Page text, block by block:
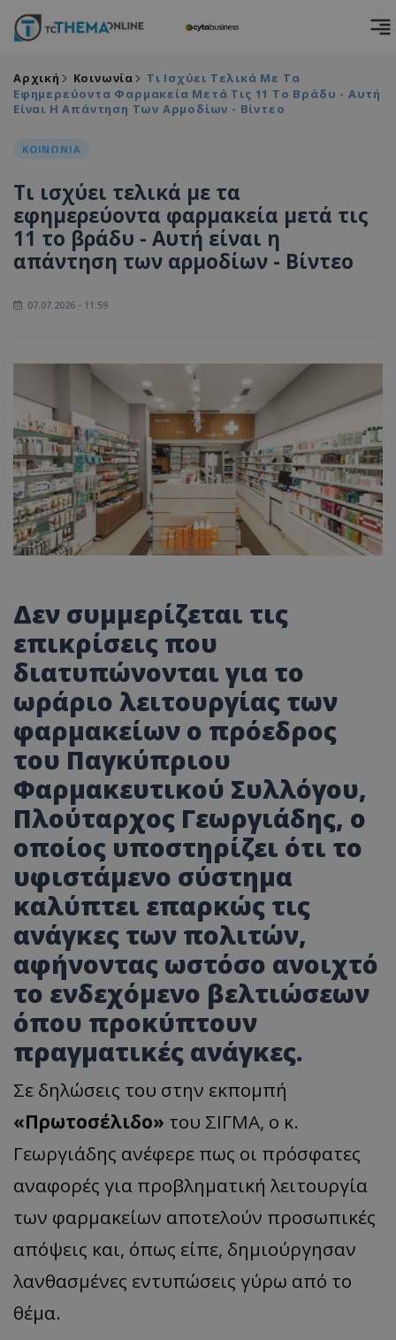
Αρχική Κοινωνία
Τι Ισχύει Τελικά Με Τα
Εφημερεύοντα Φαρμακεία Μετά Τις 11 Το Βράδυ - Αυτή
Είναι Η Απάντηση Των Αρμοδίων - Βίντεο
ΚΟΙΝΩΝΙΑ
Τι ισχύει τελικά με τα
εφημερεύοντα φαρμακεία μετά τις
11 το βράδυ - Αυτή είναι η
απάντηση των αρμοδίων - Βίντεο
07.07.2026 - 11:59
Δεν συμμερίζεται τις
επικρίσεις που
διατυπώνονται για το
ωράριο λειτουργίας των
φαρμακείων ο πρόεδρος
του Παγκύπριου
Φαρμακευτικού Συλλόγου,
Πλούταρχος Γεωργιάδης, ο
οποίος υποστηρίζει ότι το
υφιστάμενο σύστημα
καλύπτει επαρκώς τις
ανάγκες των πολιτών,
αφήνοντας ωστόσο ανοιχτό
το ενδεχόμενο βελτιώσεων
όπου προκύπτουν
πραγματικές ανάγκες.
Σε δηλώσεις του στην εκπομπή
«Πρωτοσέλιδο» του ΣΙΓΜΑ, ο κ.
Γεωργιάδης ανέφερε πως οι πρόσφατες
αναφορές για προβληματική λειτουργία
των φαρμακείων αποτελούν προσωπικές
απόψεις και, όπως είπε, δημιούργησαν
λανθασμένες εντυπώσεις γύρω από το
θέμα.